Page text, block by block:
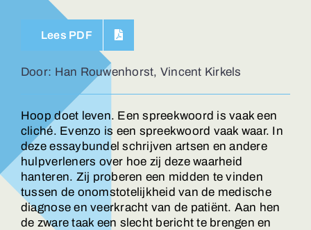
Afdelingen
ZOEKEN
NAAR:
Lees PDF
Door: Han Rouwenhorst, Vincent Kirkels
Hoop doet leven. Een spreekwoord is vaak een
cliché. Evenzo is een spreekwoord vaak waar. In
deze essaybundel schrijven artsen en andere
hulpverleners over hoe zij deze waarheid
hanteren. Zij proberen een midden te vinden
tussen de onomstotelijkheid van de medische
diagnose en veerkracht van de patiënt. Aan hen
de zware taak een slecht bericht te brengen en